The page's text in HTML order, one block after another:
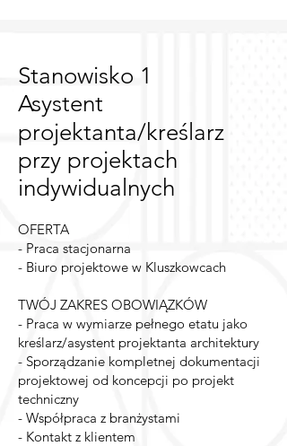
Stanowisko 1
Asystent
projektanta/kreślarz
przy projektach
indywidualnych
OFERTA
- Praca stacjonarna
- Biuro projektowe w Kluszkowcach
TWÓJ ZAKRES OBOWIĄZKÓW
- Praca w wymiarze pełnego etatu jako
kreślarz/asystent projektanta architektury
- Sporządzanie kompletnej dokumentacji
projektowej od koncepcji po projekt
techniczny
- Współpraca z branżystami
- Kontakt z klientem